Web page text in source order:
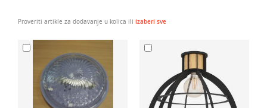
Proveriti artikle za dodavanje u kolica ili izaberi sve